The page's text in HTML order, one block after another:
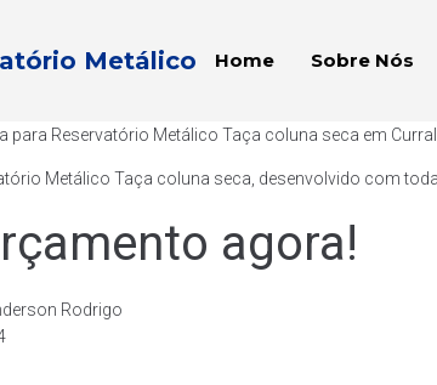
Metálico Home Sobre Nós
para Reservatório Metálico Taça coluna seca em
Metálico Taça coluna seca, desenvolvido com
agora!
Rodrigo